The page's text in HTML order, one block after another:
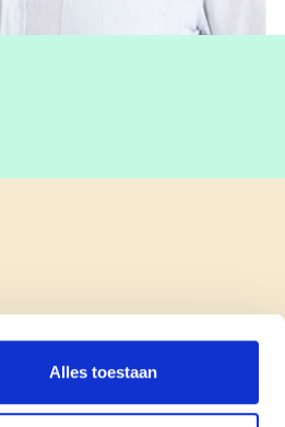
Alles toestaan